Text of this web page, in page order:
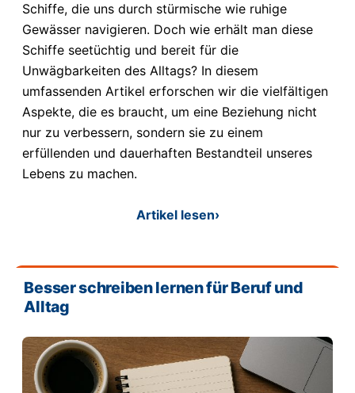
Schiffe, die uns durch stürmische wie ruhige
Gewässer navigieren. Doch wie erhält man diese
Schiffe seetüchtig und bereit für die
Unwägbarkeiten des Alltags? In diesem
umfassenden Artikel erforschen wir die vielfältigen
Aspekte, die es braucht, um eine Beziehung nicht
nur zu verbessern, sondern sie zu einem
erfüllenden und dauerhaften Bestandteil unseres
Lebens zu machen.
Artikel lesen›
Besser schreiben lernen für Beruf und
Alltag